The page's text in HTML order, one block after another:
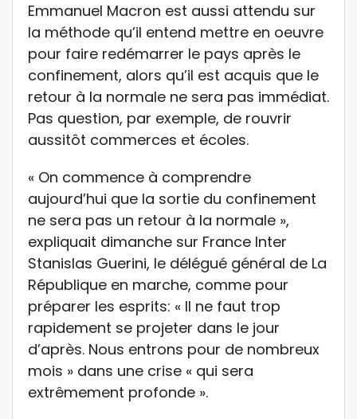
Emmanuel Macron est aussi attendu sur
la méthode qu’il entend mettre en oeuvre
pour faire redémarrer le pays après le
confinement, alors qu’il est acquis que le
retour à la normale ne sera pas immédiat.
Pas question, par exemple, de rouvrir
aussitôt commerces et écoles.
« On commence à comprendre
aujourd’hui que la sortie du confinement
ne sera pas un retour à la normale »,
expliquait dimanche sur France Inter
Stanislas Guerini, le délégué général de La
République en marche, comme pour
préparer les esprits: « Il ne faut trop
rapidement se projeter dans le jour
d’après. Nous entrons pour de nombreux
mois » dans une crise « qui sera
extrêmement profonde ».